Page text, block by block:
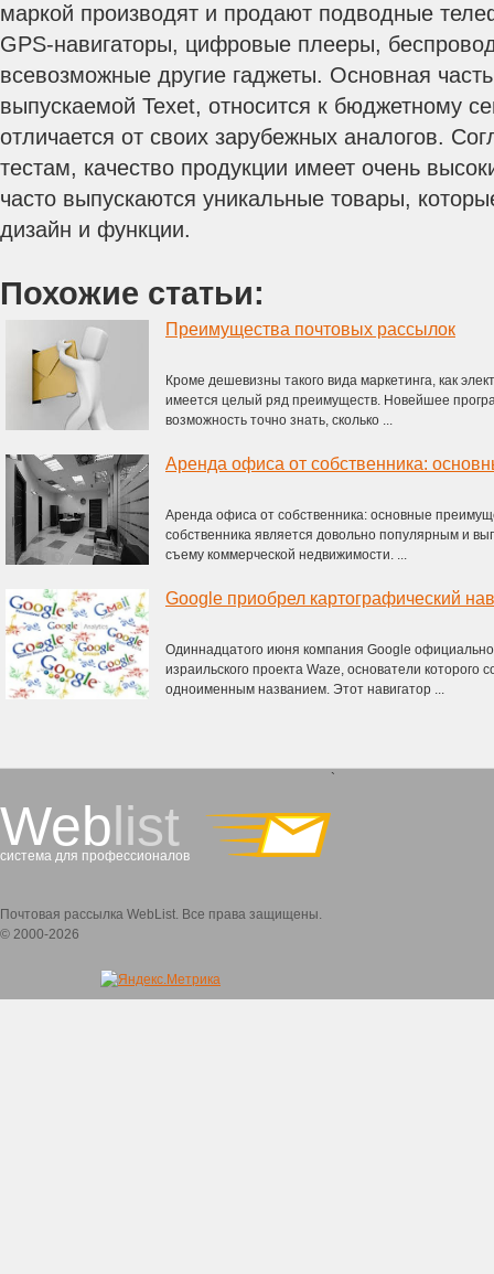
маркой производят и продают подводные
GPS-навигаторы, цифровые плееры,
всевозможные другие гаджеты. Основная
выпускаемой Texet, относится к бюджетному
отличается от своих зарубежных аналогов.
тестам, качество продукции имеет очень
часто выпускаются уникальные товары,
дизайн и функции.
Похожие статьи:
Преимущества почтовых рассылок
Кроме дешевизны такого вида маркетинга, как
имеется целый ряд преимуществ. Новейшее
возможность точно знать, сколько ...
Аренда офиса от собственника:
Аренда офиса от собственника: основные
собственника является довольно популярным и
съему коммерческой недвижимости. ...
Google приобрел картографический
Одиннадцатого июня компания Google
израильского проекта Waze, основатели которого
одноименным названием. Этот навигатор ...
Weblist
система для профессионалов
`
Почтовая рассылка WebList. Все права защищены.
© 2000-2026